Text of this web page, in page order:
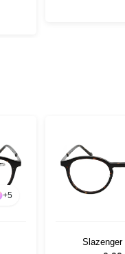
+5
Slazenger